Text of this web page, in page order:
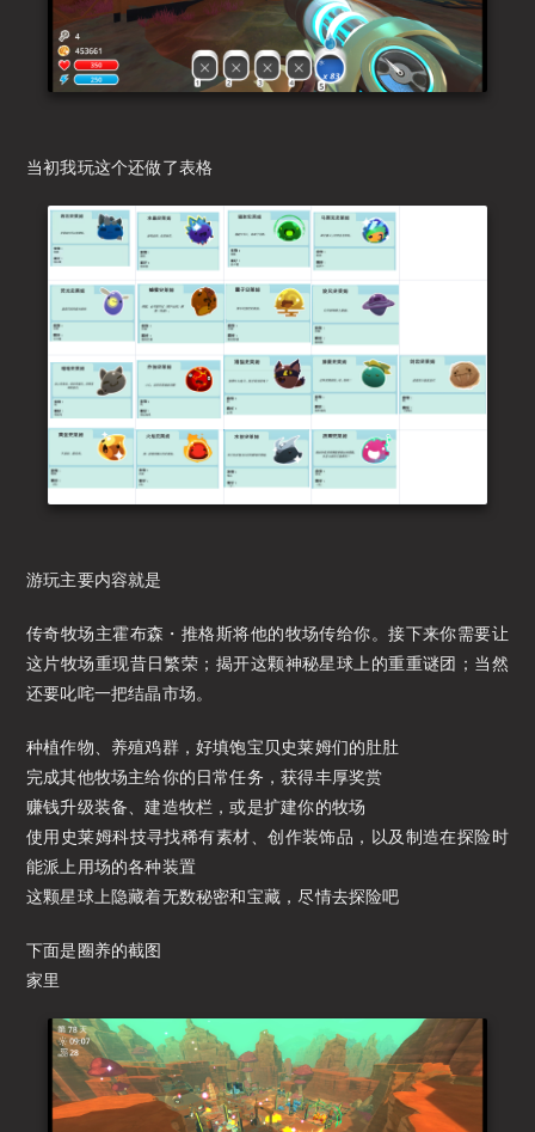
当初我玩这个还做了表格
游玩主要内容就是
传奇牧场主霍布森・推格斯将他的牧场传给你。接下来你需要让
这片牧场重现昔日繁荣；揭开这颗神秘星球上的重重谜团；当然
还要叱咤一把结晶市场。
种植作物、养殖鸡群，好填饱宝贝史莱姆们的肚肚
完成其他牧场主给你的日常任务，获得丰厚奖赏
赚钱升级装备、建造牧栏，或是扩建你的牧场
使用史莱姆科技寻找稀有素材、创作装饰品，以及制造在探险时
能派上用场的各种装置
这颗星球上隐藏着无数秘密和宝藏，尽情去探险吧
下面是圈养的截图
家里